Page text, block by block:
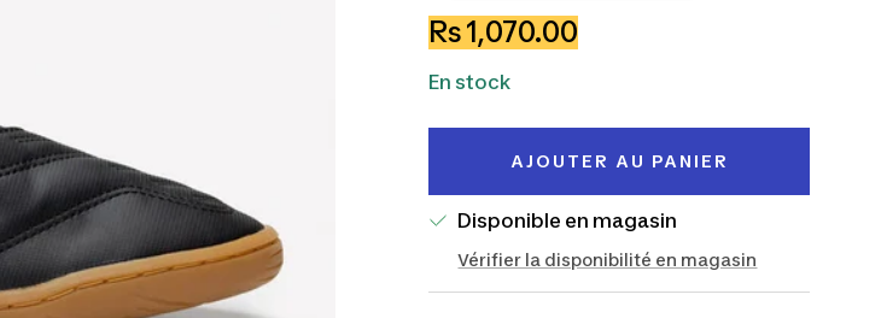
la
quantité
Prix
de
vente
Rs 1,070.00
En stock
AJOUTER AU PANIER
Disponible en magasin
Vérifier la disponibilité en magasin